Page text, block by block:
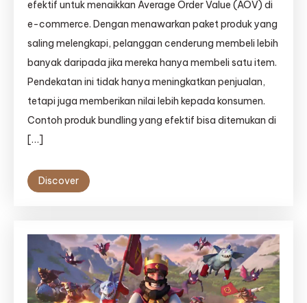
efektif untuk menaikkan Average Order Value (AOV) di
e-commerce. Dengan menawarkan paket produk yang
saling melengkapi, pelanggan cenderung membeli lebih
banyak daripada jika mereka hanya membeli satu item.
Pendekatan ini tidak hanya meningkatkan penjualan,
tetapi juga memberikan nilai lebih kepada konsumen.
Contoh produk bundling yang efektif bisa ditemukan di
[…]
Discover